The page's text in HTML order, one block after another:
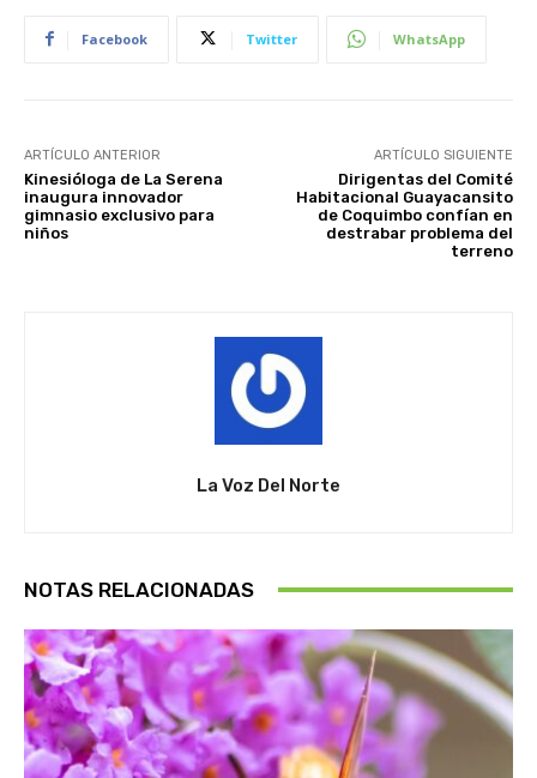
Facebook Twitter WhatsApp
ARTÍCULO ANTERIOR
Kinesióloga de La Serena
inaugura innovador
gimnasio exclusivo para
niños
ARTÍCULO SIGUIENTE
Dirigentas del Comité
Habitacional Guayacansito
de Coquimbo confían en
destrabar problema del
terreno
La Voz Del Norte
NOTAS RELACIONADAS